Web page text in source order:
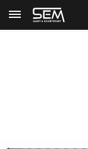
Terug Home